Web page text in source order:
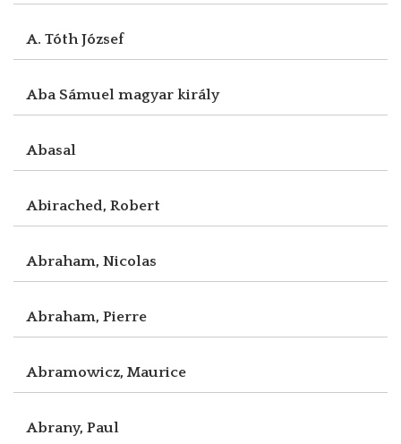
A. Tóth József
Aba Sámuel magyar király
Abasal
Abirached, Robert
Abraham, Nicolas
Abraham, Pierre
Abramowicz, Maurice
Abrany, Paul